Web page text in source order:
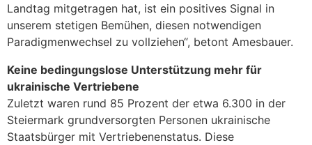
Landtag mitgetragen hat, ist ein positives Signal in
unserem stetigen Bemühen, diesen notwendigen
Paradigmenwechsel zu vollziehen“, betont Amesbauer.
Keine bedingungslose Unterstützung mehr für
ukrainische Vertriebene
Zuletzt waren rund 85 Prozent der etwa 6.300 in der
Steiermark grundversorgten Personen ukrainische
Staatsbürger mit Vertriebenenstatus. Diese